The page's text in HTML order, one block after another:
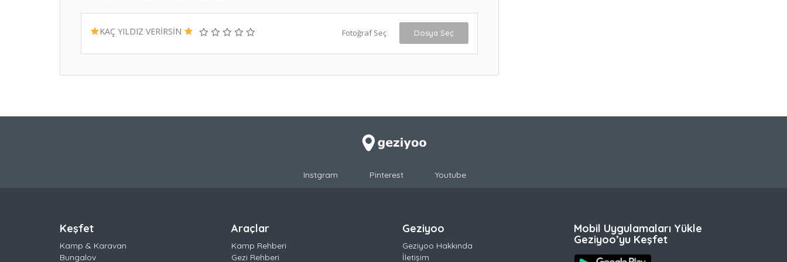
KAÇ YILDIZ VERİRSİN Fotoğraf Seç Dosya Seç
Instgram Pinterest Youtube
Keşfet
Kamp & Karavan
Bungalov
Araçlar
Kamp Rehberi
Gezi Rehberi
Geziyoo
Geziyoo Hakkında
İletişim
Mobil Uygulamaları Yükle
Geziyoo’yu Keşfet